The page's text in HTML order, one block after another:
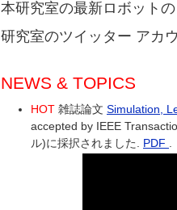
本研究室の最新ロボット
研究室のツイッター アカ
NEWS & TOPICS
HOT 雑誌論文 Simulation,
accepted by IEEE
ル)に採択されました. PDF